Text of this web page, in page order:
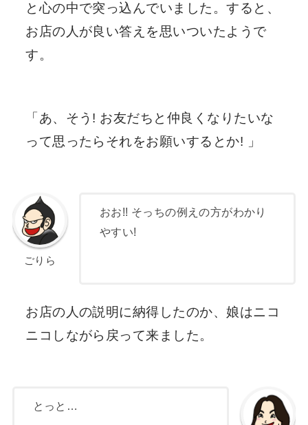
と心の中で突っ込んでいました。すると、
お店の人が良い答えを思いついたようで
す。
「あ、そう! お友だちと仲良くなりたいな
って思ったらそれをお願いするとか! 」
ごりら
おお!! そっちの例えの方がわかり
やすい!
お店の人の説明に納得したのか、娘はニコ
ニコしながら戻って来ました。
とっと…